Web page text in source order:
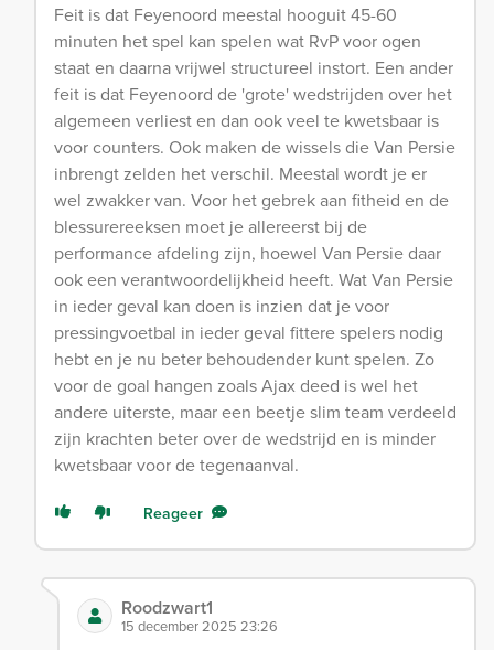
Feit is dat Feyenoord meestal hooguit 45-60
minuten het spel kan spelen wat RvP voor ogen
staat en daarna vrijwel structureel instort. Een ander
feit is dat Feyenoord de 'grote' wedstrijden over het
algemeen verliest en dan ook veel te kwetsbaar is
voor counters. Ook maken de wissels die Van Persie
inbrengt zelden het verschil. Meestal wordt je er
wel zwakker van. Voor het gebrek aan fitheid en de
blessurereeksen moet je allereerst bij de
performance afdeling zijn, hoewel Van Persie daar
ook een verantwoordelijkheid heeft. Wat Van Persie
in ieder geval kan doen is inzien dat je voor
pressingvoetbal in ieder geval fittere spelers nodig
hebt en je nu beter behoudender kunt spelen. Zo
voor de goal hangen zoals Ajax deed is wel het
andere uiterste, maar een beetje slim team verdeeld
zijn krachten beter over de wedstrijd en is minder
kwetsbaar voor de tegenaanval.
Reageer
Roodzwart1
15 december 2025 23:26